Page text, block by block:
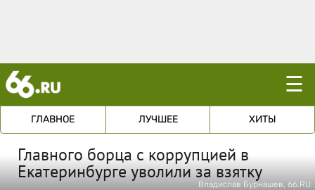
☰
ГЛАВНОЕ ЛУЧШЕЕ ХИТЫ
Главного борца с коррупцией в
Екатеринбурге уволили за взятку
Владислав Бурнашев, 66.RU